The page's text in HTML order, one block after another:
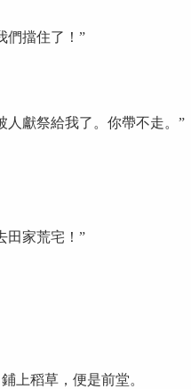
擋住了！”
獻祭給我了。你帶不走。”
家荒宅！”
上稻草，便是前堂。